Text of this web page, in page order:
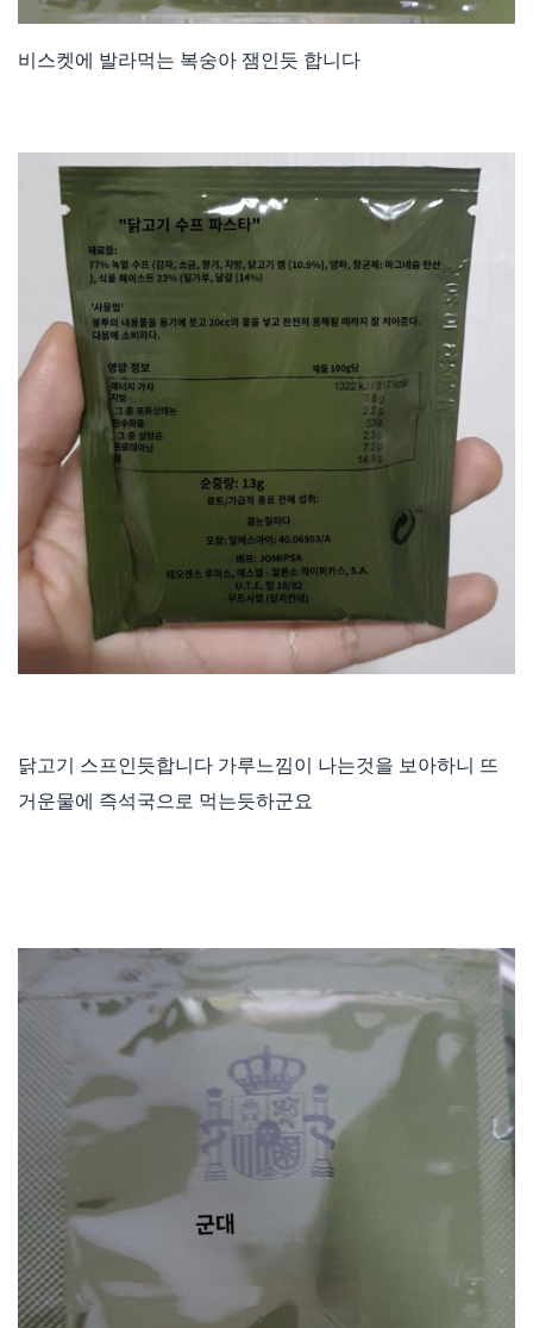
비스켓에 발라먹는 복숭아 잼인듯 합니다
닭고기 스프인듯합니다 가루느낌이 나는것을 보아하니 뜨
거운물에 즉석국으로 먹는듯하군요